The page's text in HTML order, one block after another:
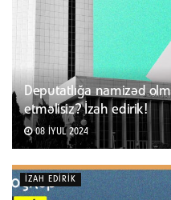
Deputatlığa namizəd
etməlisiz? İzah edirik!
08 İYUL 2024
İZAH EDIRIK